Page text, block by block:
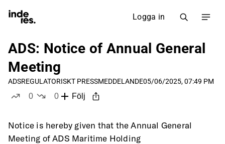
Logga in
ADS: Notice of Annual General
Meeting
ADSREGULATORISKT PRESSMEDDELANDE05/06/2025, 07:49 PM
0
0
Följ
Notice is hereby given that the Annual General
Meeting of ADS Maritime Holding